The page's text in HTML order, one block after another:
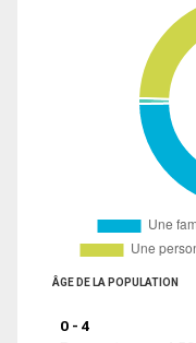
ÂGE DE LA POPULATION
0 - 4